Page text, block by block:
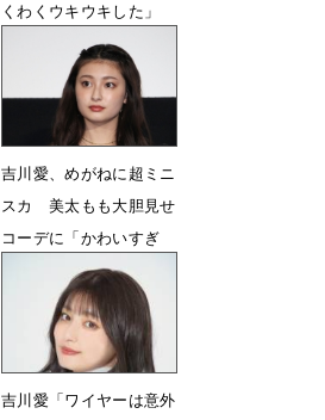
くわくウキウキした」
2月6日 16時35分
吉川愛、めがねに超ミニ
スカ 美太もも大胆見せ
コーデに「かわいすぎ
4月23日 09時36分
吉川愛「ワイヤーは意外